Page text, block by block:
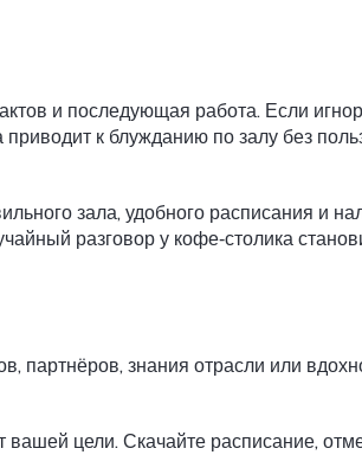
и последующая работа. Если
к блужданию по залу без
зала, удобного расписания и
разговор у кофе‑столика
партнёров, знания отрасли или
вашей цели. Скачайте расписание,